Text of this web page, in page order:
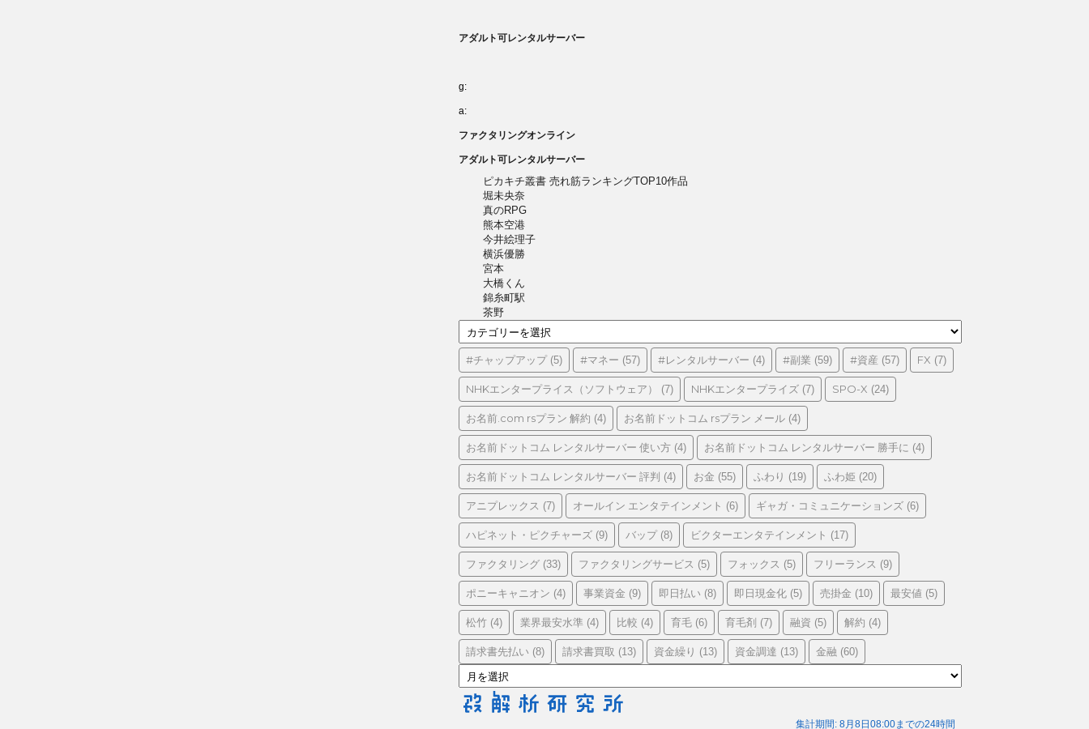
アダルト可レンタルサーバー
g:
a:
ファクタリングオンライン
アダルト可レンタルサーバー
ピカキチ叢書 売れ筋ランキングTOP10作品
堀未央奈
真のRPG
熊本空港
今井絵理子
横浜優勝
宮本
大橋くん
錦糸町駅
茶野
テ
ゴ
リ
ー
#チャップアップ(5) #マネー (57) #レンタルサーバー (4) #副業 (59) #資産 (57) FX (7)
NHKエンタープライス（ソフトウェア） (7) NHKエンタープライズ (7) SPO-X (24)
お名前.com rsプラン 解約 (4) お名前ドットコム rsプラン メール (4)
お名前ドットコム レンタルサーバー 使い方 (4) お名前ドットコム レンタルサーバー 勝手に (4)
お名前ドットコム レンタルサーバー 評判 (4) お金 (55) ふわり (19) ふわ姫 (20)
アニプレックス (7) オールイン エンタテインメント (6) ギャガ・コミュニケーションズ (6)
ハピネット・ピクチャーズ (9) バップ(8) ビクターエンタテインメント (17)
ファクタリング (33) ファクタリングサービス (5) フォックス (5) フリーランス (9)
ポニーキャニオン (4) 事業資金 (9) 即日払い (8) 即日現金化 (5) 売掛金 (10) 最安値 (5)
松竹 (4) 業界最安水準 (4) 比較 (4) 育毛 (6) 育毛剤 (7) 融資 (5) 解約 (4)
請求書先払い (8) 請求書買取 (13) 資金繰り (13) 資金調達 (13) 金融 (60)
ー
カ
イ